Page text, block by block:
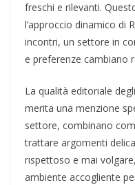
freschi e rilevanti.
l’approccio dinamico di
incontri, un settore in
e preferenze cambiano
La qualità editoriale
merita una menzione
settore, combinano
trattare argomenti
rispettoso e mai
ambiente accogliente